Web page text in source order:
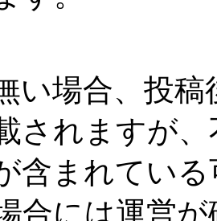
い場合、投稿
されますが
含まれている
合には運営が